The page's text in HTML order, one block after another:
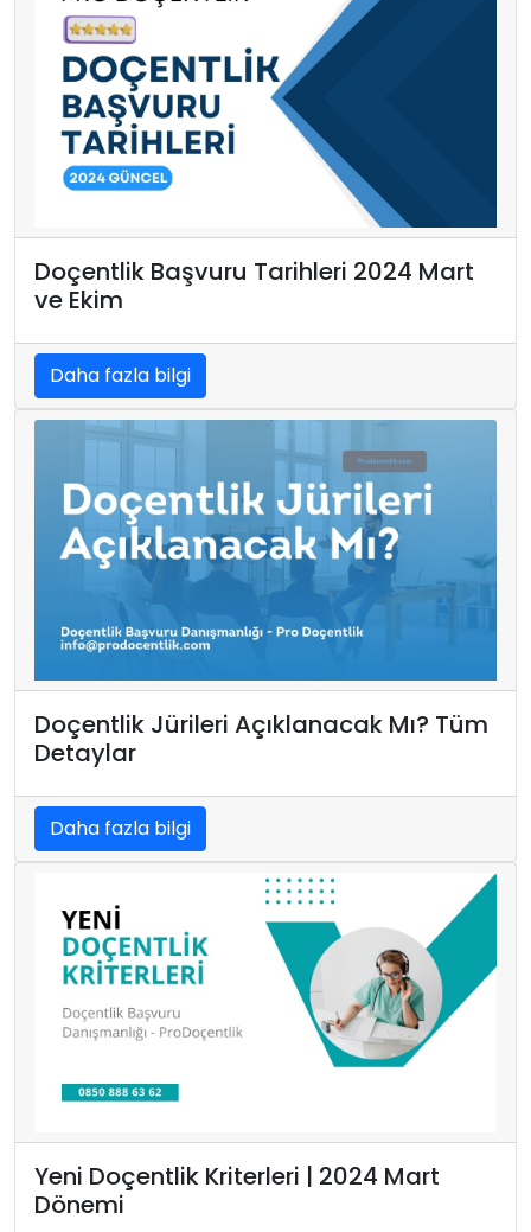
Doçentlik Başvuru Tarihleri 2024 Mart
ve Ekim
Daha fazla bilgi
Doçentlik Jürileri Açıklanacak Mı? Tüm
Detaylar
Daha fazla bilgi
Yeni Doçentlik Kriterleri | 2024 Mart
Dönemi